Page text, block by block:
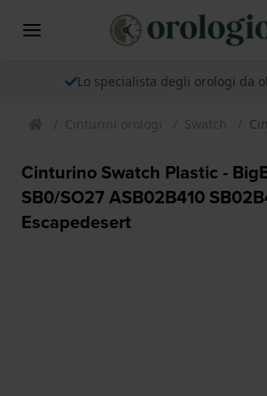
Lo specialista degli orologi da
Cinturini orologi Swatch
Cinturino Swatch Plastic -
SB0/SO27 ASB02B410
Escapedesert